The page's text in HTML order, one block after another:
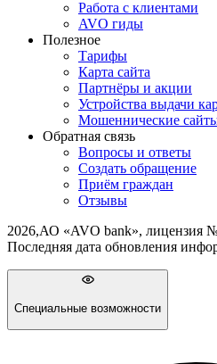
Работа с клиентами
AVO гиды
Полезное
Тарифы
Карта сайта
Партнёры и акции
Устройства выдачи
Мошеннические
Обратная связь
Вопросы и ответы
Создать обращение
Приём граждан
Отзывы
2026,АО «AVO bank», лицензия
Последняя дата обновления
Специальные возможности